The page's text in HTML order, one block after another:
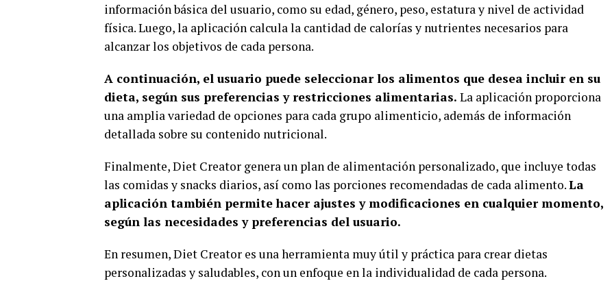
información básica del usuario, como su edad, género, peso, estatura y nivel de actividad
física. Luego, la aplicación calcula la cantidad de calorías y nutrientes necesarios para
alcanzar los objetivos de cada persona.
A continuación, el usuario puede seleccionar los alimentos que desea incluir en su
dieta, según sus preferencias y restricciones alimentarias. La aplicación proporciona
una amplia variedad de opciones para cada grupo alimenticio, además de información
detallada sobre su contenido nutricional.
Finalmente, Diet Creator genera un plan de alimentación personalizado, que incluye todas
las comidas y snacks diarios, así como las porciones recomendadas de cada alimento.La
aplicación también permite hacer ajustes y modificaciones en cualquier momento,
según las necesidades y preferencias del usuario.
En resumen, Diet Creator es una herramienta muy útil y práctica para crear dietas
personalizadas y saludables, con un enfoque en la individualidad de cada persona.